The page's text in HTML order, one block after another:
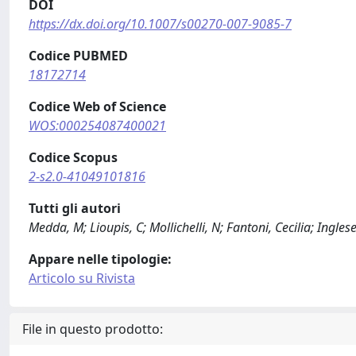
DOI
https://dx.doi.org/10.1007/s00270-007-9085-7
Codice PUBMED
18172714
Codice Web of Science
WOS:000254087400021
Codice Scopus
2-s2.0-41049101816
Tutti gli autori
Medda, M; Lioupis, C; Mollichelli, N; Fantoni, Cecilia;
Appare nelle tipologie:
Articolo su Rivista
File in questo prodotto: